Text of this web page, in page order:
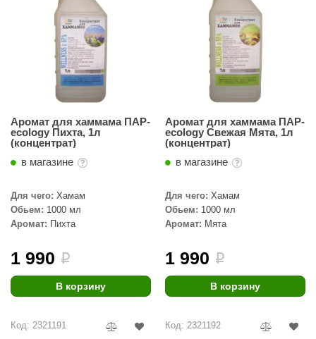
Аромат для хаммама ПАР-
ecology Пихта, 1л
(концентрат)
в магазине
Для чего: Хамам
Обьем: 1000 мл
Аромат: Пихта
1 990 i
В корзину
Аромат для хаммама ПАР-
ecology Свежая Мята, 1л
(концентрат)
в магазине
Для чего: Хамам
Обьем: 1000 мл
Аромат: Мята
1 990 i
В корзину
Код: 2321191 Код: 2321192